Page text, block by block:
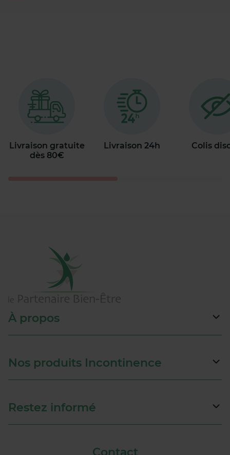
Livraison gratuite
dès 80€
Livraison 24h Colis
À propos
Nos produits Incontinence
Restez informé
Contact